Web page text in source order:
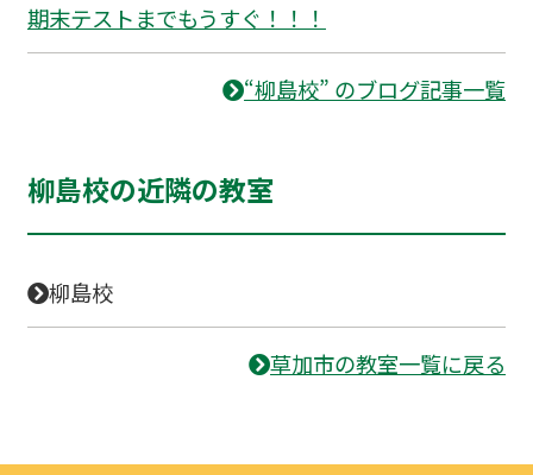
期末テストまでもうすぐ！！！
“柳島校” のブログ記事一覧
柳島校の近隣の教室
柳島校
草加市の教室一覧に戻る